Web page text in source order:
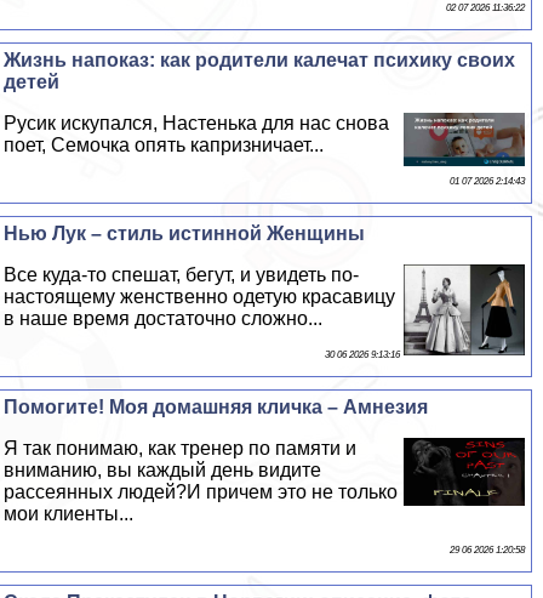
02 07 2026 11:36:22
Жизнь напоказ: как родители калечат психику своих
детей
Русик искупался, Настенька для нас снова
поет, Семочка опять капризничает...
01 07 2026 2:14:43
Нью Лук – стиль истинной Женщины
Все куда-то спешат, бегут, и увидеть по-
настоящему женственно одетую красавицу
в наше время достаточно сложно...
30 06 2026 9:13:16
Помогите! Моя домашняя кличка – Амнезия
Я так понимаю, как тренер по памяти и
вниманию, вы каждый день видите
рассеянных людей?И причем это не только
мои клиенты...
29 06 2026 1:20:58